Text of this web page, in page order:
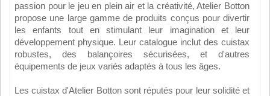
passion pour le jeu en plein air et la créativité, Atelier Botton
propose une large gamme de produits conçus pour divertir
les enfants tout en stimulant leur imagination et leur
développement physique. Leur catalogue inclut des cuistax
robustes, des balançoires sécurisées, et d'autres
équipements de jeux variés adaptés à tous les âges.
Les cuistax d'Atelier Botton sont réputés pour leur solidité et